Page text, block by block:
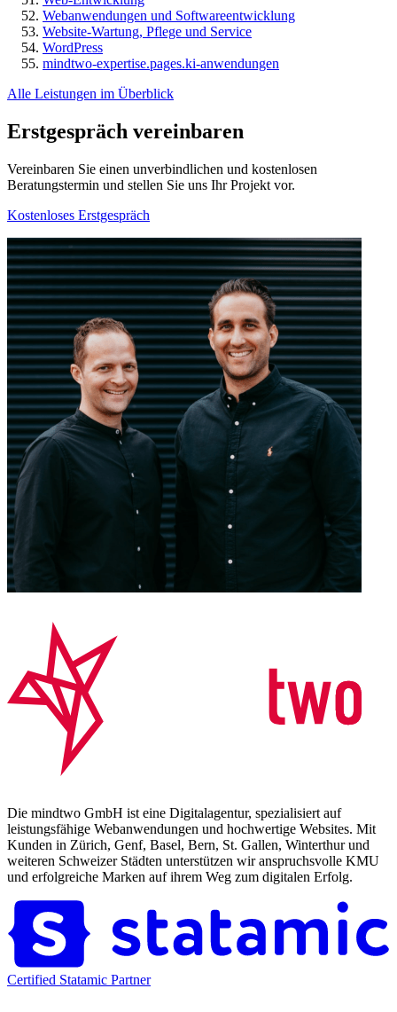
Webanwendungen und Softwareentwicklung
Website-Wartung, Pflege und Service
WordPress
mindtwo-expertise.pages.ki-anwendungen
Alle Leistungen im Überblick
Erstgespräch vereinbaren
Vereinbaren Sie einen unverbindlichen und kostenlosen
Beratungstermin und stellen Sie uns Ihr Projekt vor.
Kostenloses Erstgespräch
Die mindtwo GmbH ist eine Digitalagentur, spezialisiert auf
leistungsfähige Webanwendungen und hochwertige Websites. Mit
Kunden in Zürich, Genf, Basel, Bern, St. Gallen, Winterthur und
weiteren Schweizer Städten unterstützen wir anspruchsvolle KMU
und erfolgreiche Marken auf ihrem Weg zum digitalen Erfolg.
Certified Statamic Partner